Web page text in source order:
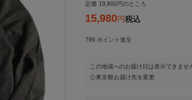
定価 19,800 のところ
15,980 税込
799 ポイント進呈
この地域へのお届け日は表示できませ
東京都お届け先を変更